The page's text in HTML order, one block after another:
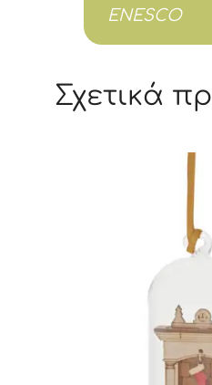
ENESCO
Σχετικά